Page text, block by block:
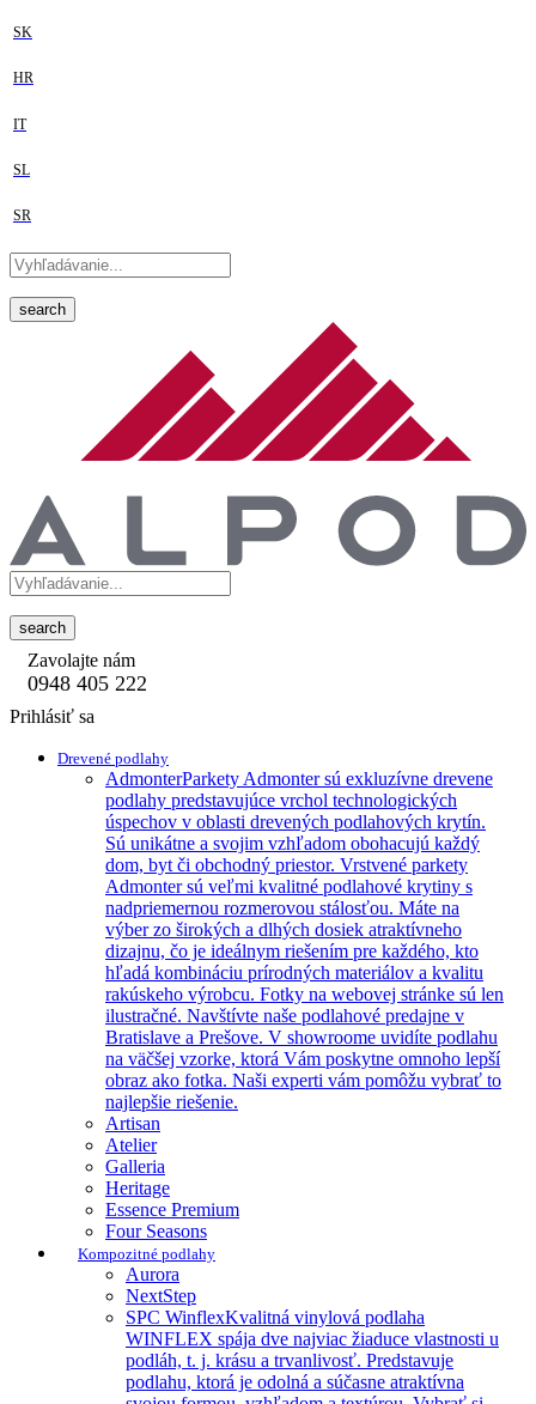
SK
HR
IT
SL
SR
search
search
Zavolajte nám
0948 405 222
Prihlásiť sa
Drevené podlahy
AdmonterParkety Admonter sú exkluzívne drevene
podlahy predstavujúce vrchol technologických
úspechov v oblasti drevených podlahových krytín.
Sú unikátne a svojim vzhľadom obohacujú každý
dom, byt či obchodný priestor. Vrstvené parkety
Admonter sú veľmi kvalitné podlahové krytiny s
nadpriemernou rozmerovou stálosťou. Máte na
výber zo širokých a dlhých dosiek atraktívneho
dizajnu, čo je ideálnym riešením pre každého, kto
hľadá kombináciu prírodných materiálov a kvalitu
rakúskeho výrobcu. Fotky na webovej stránke sú len
ilustračné. Navštívte naše podlahové predajne v
Bratislave a Prešove. V showroome uvidíte podlahu
na väčšej vzorke, ktorá Vám poskytne omnoho lepší
obraz ako fotka. Naši experti vám pomôžu vybrať to
najlepšie riešenie.
Artisan
Atelier
Galleria
Heritage
Essence Premium
Four Seasons
Kompozitné podlahy
Aurora
NextStep
SPC WinflexKvalitná vinylová podlaha
WINFLEX spája dve najviac žiaduce vlastnosti u
podláh, t. j. krásu a trvanlivosť. Predstavuje
podlahu, ktorá je odolná a súčasne atraktívna